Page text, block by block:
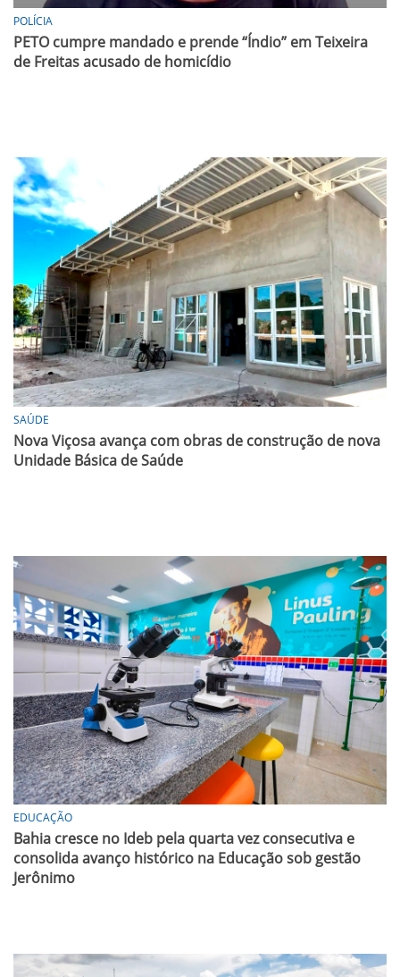
POLÍCIA
PETO cumpre mandado e prende “Índio” em Teixeira
de Freitas acusado de homicídio
SAÚDE
Nova Viçosa avança com obras de construção de nova
Unidade Básica de Saúde
EDUCAÇÃO
Bahia cresce no Ideb pela quarta vez consecutiva e
consolida avanço histórico na Educação sob gestão
Jerônimo